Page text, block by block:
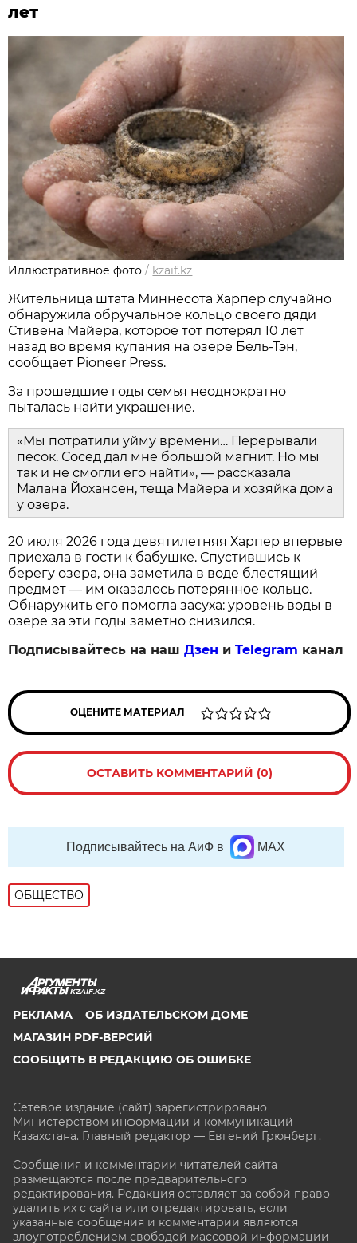
лет
Иллюстративное фото / kzaif.kz
Жительница штата Миннесота Харпер случайно
обнаружила обручальное кольцо своего дяди
Стивена Майера, которое тот потерял 10 лет
назад во время купания на озере Бель-Тэн,
сообщает Pioneer Press.
За прошедшие годы семья неоднократно
пыталась найти украшение.
«Мы потратили уйму времени… Перерывали
песок. Сосед дал мне большой магнит. Но мы
так и не смогли его найти», — рассказала
Малана Йохансен, теща Майера и хозяйка дома
у озера.
20 июля 2026 года девятилетняя Харпер впервые
приехала в гости к бабушке. Спустившись к
берегу озера, она заметила в воде блестящий
предмет — им оказалось потерянное кольцо.
Обнаружить его помогла засуха: уровень воды в
озере за эти годы заметно снизился.
Подписывайтесь на нашДзен иTelegram канал
ОЦЕНИТЕ МАТЕРИАЛ
ОСТАВИТЬ КОММЕНТАРИЙ (0)
Подписывайтесь на АиФ в MAX
ОБЩЕСТВО
KZAIF.KZ
РЕКЛАМА
ОБ ИЗДАТЕЛЬСКОМ ДОМЕ
МАГАЗИН PDF-ВЕРСИЙ
СООБЩИТЬ В РЕДАКЦИЮ ОБ ОШИБКЕ
Сетевое издание (сайт) зарегистрировано
Министерством информации и коммуникаций
Казахстана. Главный редактор — Евгений Грюнберг.
Сообщения и комментарии читателей сайта
размещаются после предварительного
редактирования. Редакция оставляет за собой право
удалить их с сайта или отредактировать, если
указанные сообщения и комментарии являются
злоупотреблением свободой массовой информации